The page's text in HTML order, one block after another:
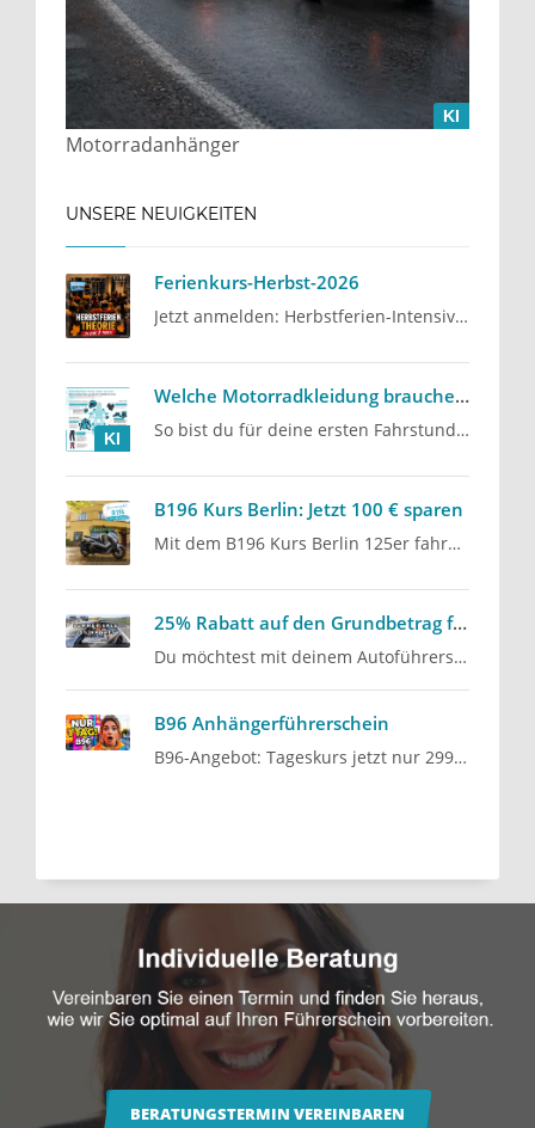
KI
Motorradanhänger
UNSERE NEUIGKEITEN
Ferienkurs-Herbst-2026
Jetzt anmelden: Herbstferien-Intensivkurs 2026
KI
Welche Motorradkleidung brauche ich für den Führerschein?
So bist du für deine ersten Fahrstunden gut vorbereitet
B196 Kurs Berlin: Jetzt 100 € sparen
Mit dem B196 Kurs Berlin 125er fahren und aktuell 100 € sparen: Unser Angebot für alle, die mit dem…
25% Rabatt auf den Grundbetrag für den Autoführerschein
Du möchtest mit deinem Autoführerschein starten? Die Fahrschule Lind aus Berlin Steglitz bietet…
B96 Anhängerführerschein
B96-Angebot: Tageskurs jetzt nur 299 € statt 366 €
BERATUNGSTERMIN VEREINBAREN